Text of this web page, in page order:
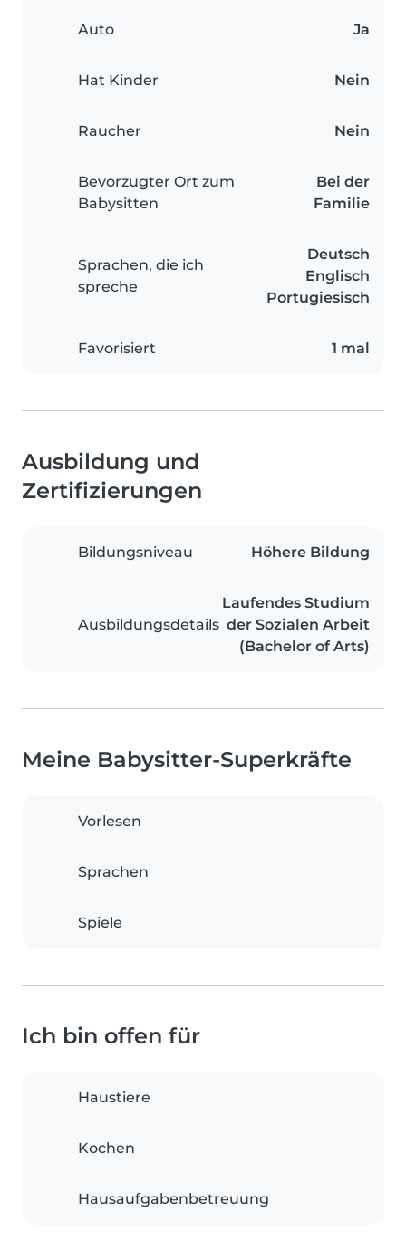
Auto Ja
Hat Kinder Nein
Raucher Nein
Bevorzugter Ort zum
Babysitten
Bei der
Familie
Sprachen, die ich
spreche
Deutsch
Englisch
Portugiesisch
Favorisiert 1 mal
Ausbildung und
Zertifizierungen
Bildungsniveau Höhere Bildung
Ausbildungsdetails
Laufendes Studium
der Sozialen Arbeit
(Bachelor of Arts)
Meine Babysitter-Superkräfte
Vorlesen
Sprachen
Spiele
Ich bin offen für
Haustiere
Kochen
Hausaufgabenbetreuung